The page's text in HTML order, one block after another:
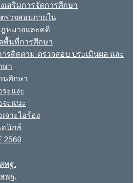
เสริมการจัดการศึกษา
รวจสอบภายใน
หมายและคดี
พื้นที่การศึกษา
รติดตาม ตรวจสอบ ประเมินผล และ
ษา
นศึกษา
ระแงะ
จะแนะ
เจาะไอร้อง
อนิกส์
2569
พฐ.
พฐ.